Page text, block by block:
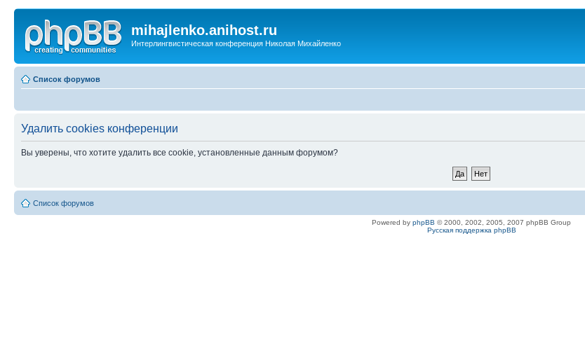
mihajlenko.anihost.ru
Интерлингвистическая конференция Николая Михайленко
Список форумов
Удалить cookies конференции
Вы уверены, что хотите удалить все cookie, установленные данным форумом?
Список форумов
Powered by phpBB © 2000, 2002, 2005, 2007 phpBB Group
Русская поддержка phpBB